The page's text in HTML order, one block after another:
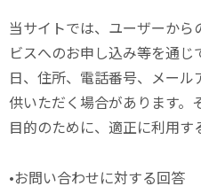
当サイトでは、ユーザーか
ビスへのお申し込み等を通
日、住所、電話番号、メー
供いただく場合があります。
目的のために、適正に利用す
•お問い合わせに対する回答